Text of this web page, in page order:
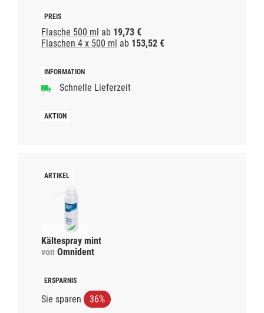
Flasche 500 ml ab 19,73 €
Flaschen 4 x 500 ml ab 153,52 €
Schnelle Lieferzeit
Kältespray mint
von Omnident
Sie sparen 36%